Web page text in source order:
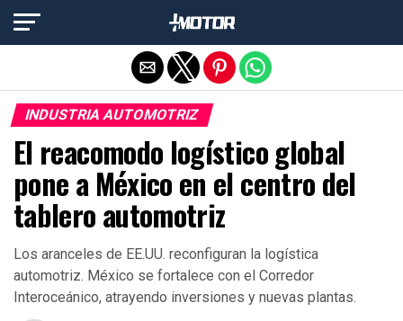
INDUSTRIA AUTOMOTRIZ
El reacomodo logístico global
pone a México en el centro del
tablero automotriz
Los aranceles de EE.UU. reconfiguran la logística
automotriz. México se fortalece con el Corredor
Interoceánico, atrayendo inversiones y nuevas plantas.
Salir de la versión móvil